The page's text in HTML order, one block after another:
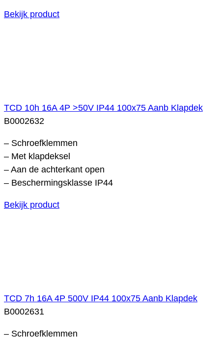
Bekijk product
TCD 10h 16A 4P >50V IP44 100x75 Aanb Klapdek
B0002632
– Schroefklemmen
– Met klapdeksel
– Aan de achterkant open
– Beschermingsklasse IP44
Bekijk product
TCD 7h 16A 4P 500V IP44 100x75 Aanb Klapdek
B0002631
– Schroefklemmen